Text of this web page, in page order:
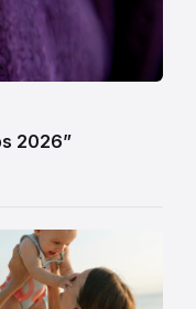
2026”